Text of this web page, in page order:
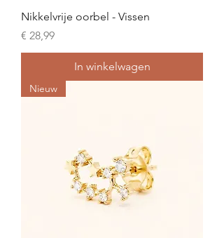
Nikkelvrije oorbel - Vissen
Prijs
€ 28,99
In winkelwagen
Nieuw